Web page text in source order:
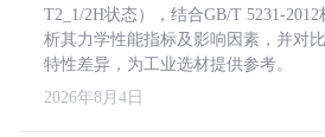
T2_1/2H状态），结合GB/T 5231-
析其力学性能指标及影响因素，并对
特性差异，为工业选材提供参考。
2026年8月4日